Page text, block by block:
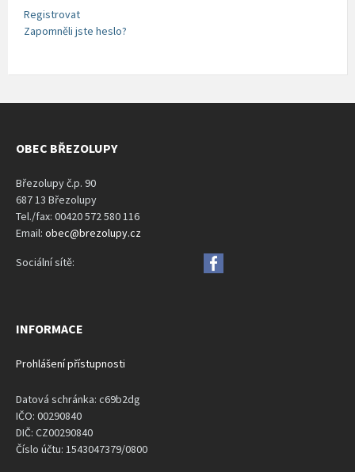
Registrovat
Zapomněli jste heslo?
OBEC BŘEZOLUPY
Březolupy č.p. 90
687 13 Březolupy
Tel./fax: 00420 572 580 116
Email: obec@brezolupy.cz
Sociální sítě:
INFORMACE
Prohlášení přístupnosti
Datová schránka: c69b2dg
IČO: 00290840
DIČ: CZ00290840
Číslo účtu: 1543047379/0800